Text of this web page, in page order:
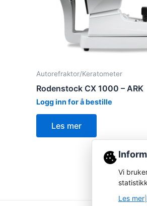
Autorefraktor/Keratometer
Rodenstock CX 1000 – ARK
Logg inn for å bestille
Les mer
Vi
Les mer